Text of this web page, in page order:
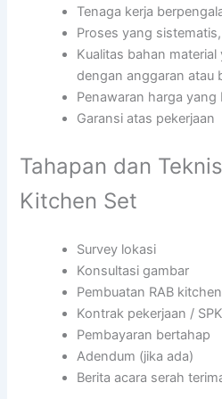
Tenaga kerja
Proses yang
Kualitas bahan
dengan anggaran atau
Penawaran harga
Garansi atas pekerjaan
Tahapan dan
Kitchen Set
Survey lokasi
Konsultasi gambar
Pembuatan RAB
Kontrak pekerjaan / SPK
Pembayaran bertahap
Adendum (jika ada)
Berita acara serah